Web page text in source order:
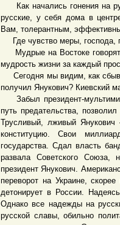
Как начались гонения на
русские, у себя дома в
Вам, толерантным,
Где чувство меры, господа,
Мудрые на Востоке
мудрость жизни за каждый
Сегодня мы видим, как
получил Янукович? Киевский
Забыл президент-
путь предательства,
Трусливый, лживый Янукович
конституцию. Свои
государства. Сдал власть
развала Советского Союза,
президент Янукович.
переворот на Украине,
детонирует в России.
Однако все надежды на
русской славы, обильно